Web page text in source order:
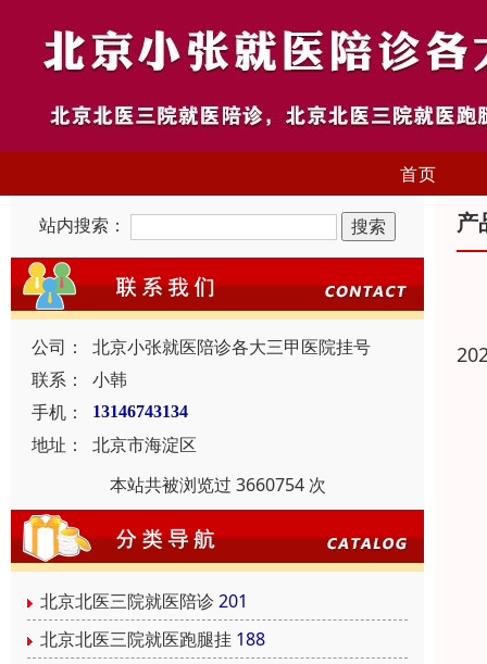
首页
站内搜索：
公司：
北京小张就医陪诊各大三甲医院挂号
联系：
小韩
手机：
13146743134
地址：
北京市海淀区
本站共被浏览过 3660754 次
北京北医三院就医陪诊201
北京北医三院就医跑腿挂 188
产